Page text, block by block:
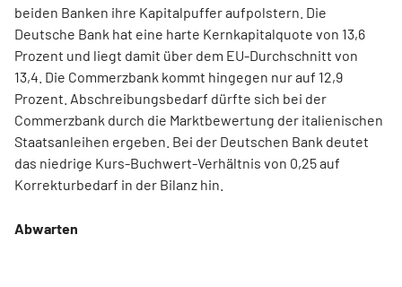
beiden Banken ihre Kapitalpuffer aufpolstern. Die
Deutsche Bank hat eine harte Kernkapitalquote von 13,6
Prozent und liegt damit über dem EU-Durchschnitt von
13,4. Die Commerzbank kommt hingegen nur auf 12,9
Prozent. Abschreibungsbedarf dürfte sich bei der
Commerzbank durch die Marktbewertung der italienischen
Staatsanleihen ergeben. Bei der Deutschen Bank deutet
das niedrige Kurs-Buchwert-Verhältnis von 0,25 auf
Korrekturbedarf in der Bilanz hin.
Abwarten